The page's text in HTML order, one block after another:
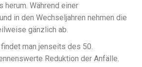
herum. Während einer
in den Wechseljahren nehmen die
gänzlich ab.
man jenseits des 50.
Reduktion der Anfälle.